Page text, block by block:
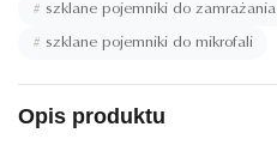
# szklane pojemniki do zamrażania
# szklane pojemniki do mikrofali
Opis produktu